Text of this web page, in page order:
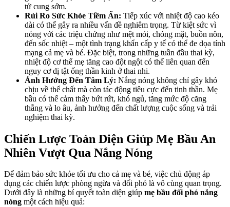
tử cung sớm.
Rủi Ro Sức Khỏe Tiềm Ẩn: Tiếp xúc với nhiệt độ cao kéo
dài có thể gây ra nhiều vấn đề nghiêm trọng. Từ kiệt sức vì
nóng với các triệu chứng như mệt mỏi, chóng mặt, buồn nôn,
đến sốc nhiệt – một tình trạng khẩn cấp y tế có thể đe dọa tính
mạng cả mẹ và bé. Đặc biệt, trong những tuần đầu thai kỳ,
nhiệt độ cơ thể mẹ tăng cao đột ngột có thể liên quan đến
nguy cơ dị tật ống thần kinh ở thai nhi.
Ảnh Hưởng Đến Tâm Lý: Nắng nóng không chỉ gây khó
chịu về thể chất mà còn tác động tiêu cực đến tinh thần. Mẹ
bầu có thể cảm thấy bứt rứt, khó ngủ, tăng mức độ căng
thẳng và lo âu, ảnh hưởng đến chất lượng cuộc sống và trải
nghiệm thai kỳ.
Chiến Lược Toàn Diện Giúp Mẹ Bầu An
Nhiên Vượt Qua Nắng Nóng
Để đảm bảo sức khỏe tối ưu cho cả mẹ và bé, việc chủ động áp
dụng các chiến lược phòng ngừa và đối phó là vô cùng quan trọng.
Dưới đây là những bí quyết toàn diện giúp mẹ bầu đối phó nắng
nóng một cách hiệu quả: